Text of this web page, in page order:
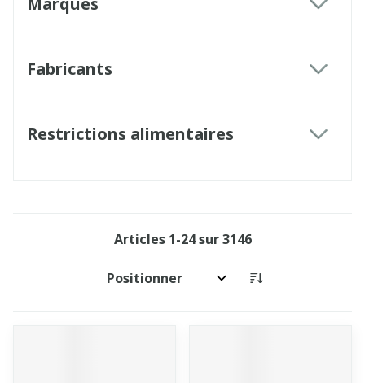
Fabricants
Restrictions alimentaires
Articles 1-24sur3146
Trier par: